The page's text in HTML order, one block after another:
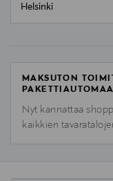
Helsinki
MAKSUTON
Nyt kannattaa
kaikkien